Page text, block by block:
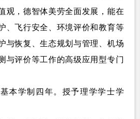
观，德智体美劳全面发展，能在
、飞行安全、环境评价和教育等
与恢复、生态规划与管理、机场
与评价等工作的高级应用型专门
基本学制四年。授予理学学士学